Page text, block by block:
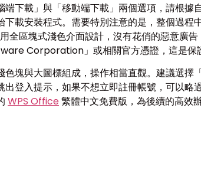
端下載」與「移動端下載」兩個選項，請根
載安裝程式。需要特別注意的是，整個過
全區塊式淺色介面設計，沒有花俏的惡意廣
Corporation」或相關官方憑證，這是保
塊與大圖標組成，操作相當直觀。建議選
登入提示，如果不想立即註冊帳號，可以
WPS Office繁體中文免費版，為後續的高效